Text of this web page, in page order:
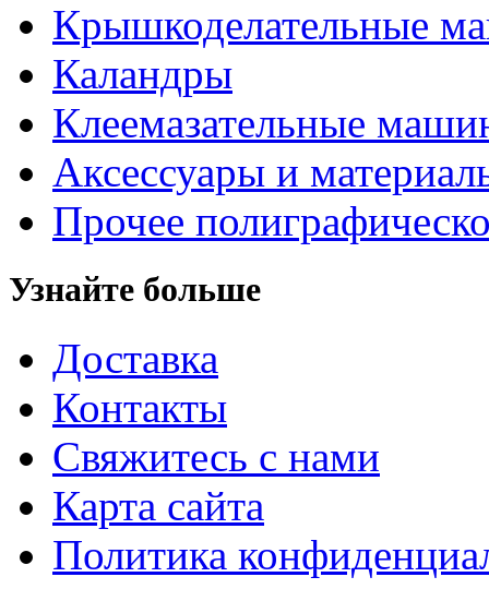
Крышкоделательные
Каландры
Клеемазательные
Аксеcсуары и
Прочее
Узнайте больше
Доставка
Контакты
Свяжитесь с нами
Карта сайта
Политика